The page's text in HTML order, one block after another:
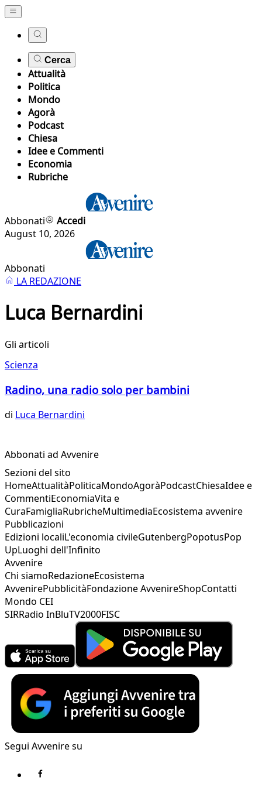
Cerca
Attualità
Politica
Mondo
Agorà
Podcast
Chiesa
Idee e Commenti
Economia
Rubriche
Abbonati
Accedi
August 10, 2026
Abbonati
LA REDAZIONE
Luca Bernardini
Gli articoli
Scienza
Radino, una radio solo per bambini
di Luca Bernardini
Abbonati ad Avvenire
Sezioni del sito
HomeAttualitàPoliticaMondoAgoràPodcastChiesaIdee e
CommentiEconomiaVita e
CuraFamigliaRubricheMultimediaEcosistema avvenire
Pubblicazioni
Edizioni localiL'economia civileGutenbergPopotusPop
UpLuoghi dell'Infinito
Avvenire
Chi siamoRedazioneEcosistema
AvvenirePubblicitàFondazione AvvenireShopContatti
Mondo CEI
SIRRadio InBluTV2000FISC
Segui Avvenire su